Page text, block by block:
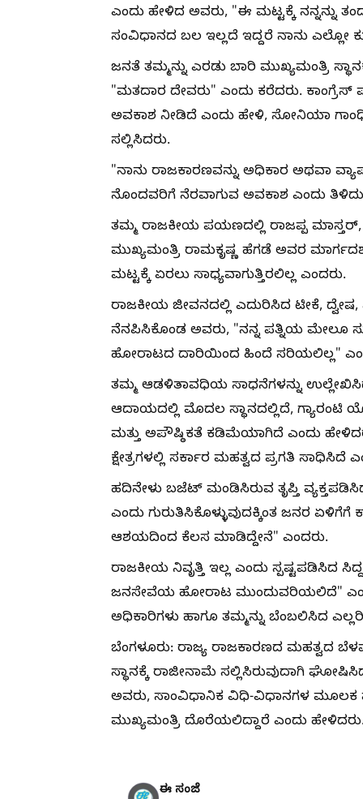
ಎಂದು ಹೇಳಿದ ಅವರು, "ಈ ಮಟ್ಟಕ್ಕೆ ನನ್ನನ್ನು
ಸಂವಿಧಾನದ ಬಲ ಇಲ್ಲದೆ ಇದ್ದರೆ ನಾನು ಎಲ್ಲೋ
ಜನತೆ ತಮ್ಮನ್ನು ಎರಡು ಬಾರಿ ಮುಖ್ಯಮಂತ್ರಿ
"ಮತದಾರ ದೇವರು" ಎಂದು ಕರೆದರು. ಕಾಂಗ್ರೆಸ್
ಅವಕಾಶ ನೀಡಿದೆ ಎಂದು ಹೇಳಿ, ಸೋನಿಯಾ
ಸಲ್ಲಿಸಿದರು.
"ನಾನು ರಾಜಕಾರಣವನ್ನು ಅಧಿಕಾರ ಅಥವಾ
ನೊಂದವರಿಗೆ ನೆರವಾಗುವ ಅವಕಾಶ ಎಂದು
ತಮ್ಮ ರಾಜಕೀಯ ಪಯಣದಲ್ಲಿ ರಾಜಪ್ಪ
ಮುಖ್ಯಮಂತ್ರಿ ರಾಮಕೃಷ್ಣ ಹೆಗಡೆ ಅವರ
ಮಟ್ಟಕ್ಕೆ ಏರಲು ಸಾಧ್ಯವಾಗುತ್ತಿರಲಿಲ್ಲ ಎಂದರು.
ರಾಜಕೀಯ ಜೀವನದಲ್ಲಿ ಎದುರಿಸಿದ ಟೀಕೆ,
ನೆನಪಿಸಿಕೊಂಡ ಅವರು, "ನನ್ನ ಪತ್ನಿಯ ಮೇಲೂ
ಹೋರಾಟದ ದಾರಿಯಿಂದ ಹಿಂದೆ ಸರಿಯಲಿಲ್ಲ"
ತಮ್ಮ ಆಡಳಿತಾವಧಿಯ ಸಾಧನೆಗಳನ್ನು
ಆದಾಯದಲ್ಲಿ ಮೊದಲ ಸ್ಥಾನದಲ್ಲಿದೆ,
ಮತ್ತು ಅಪೌಷ್ಠಿಕತೆ ಕಡಿಮೆಯಾಗಿದೆ ಎಂದು
ಕ್ಷೇತ್ರಗಳಲ್ಲಿ ಸರ್ಕಾರ ಮಹತ್ವದ ಪ್ರಗತಿ ಸಾಧಿಸಿದೆ
ಹದಿನೇಳು ಬಜೆಟ್ ಮಂಡಿಸಿರುವ ತೃಪ್ತಿ
ಎಂದು ಗುರುತಿಸಿಕೊಳ್ಳುವುದಕ್ಕಿಂತ ಜನರ
ಆಶಯದಿಂದ ಕೆಲಸ ಮಾಡಿದ್ದೇನೆ" ಎಂದರು.
ರಾಜಕೀಯ ನಿವೃತ್ತಿ ಇಲ್ಲ ಎಂದು ಸ್ಪಷ್ಟಪಡಿಸಿದ
ಜನಸೇವೆಯ ಹೋರಾಟ ಮುಂದುವರಿಯಲಿದೆ"
ಅಧಿಕಾರಿಗಳು ಹಾಗೂ ತಮ್ಮನ್ನು ಬೆಂಬಲಿಸಿದ
ಬೆಂಗಳೂರು: ರಾಜ್ಯ ರಾಜಕಾರಣದ ಮಹತ್ವದ
ಸ್ಥಾನಕ್ಕೆ ರಾಜೀನಾಮೆ ಸಲ್ಲಿಸಿರುವುದಾಗಿ
ಅವರು, ಸಾಂವಿಧಾನಿಕ ವಿಧಿ-ವಿಧಾನಗಳ ಮೂಲಕ
ಮುಖ್ಯಮಂತ್ರಿ ದೊರೆಯಲಿದ್ದಾರೆ ಎಂದು
ಈ ಸಂಜೆ